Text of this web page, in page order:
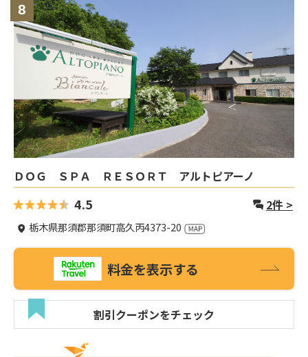
8
ＤＯＧ ＳＰＡ ＲＥＳＯＲＴ アルトピアーノ
4.5 2件 >
栃木県那須郡那須町高久丙4373-20
料金を表示する
割引クーポンをチェック